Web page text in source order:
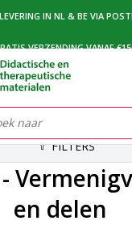
LEVERING IN NL & BE VIA
VERZENDING VANAF
VIA IDEAL, BANCONTACT OF
FILTERS
en delen